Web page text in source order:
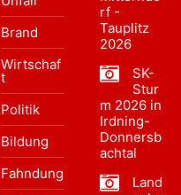
Brand
Wirtschaf
t
Politik
Bildung
Fahndung
rf -
Tauplitz
2026
SK-
Stur
m 2026 in
Irdning-
Donnersb
achtal
Land